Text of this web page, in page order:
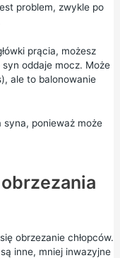
problem, zwykle po
prącia, możesz
oddaje mocz. Może
ale to balonowanie
syna, ponieważ może
obrzezanie chłopców.
inne, mniej inwazyjne